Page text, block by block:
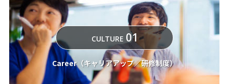
CULTURE 01
Career（キャリアアップ／研修制度）